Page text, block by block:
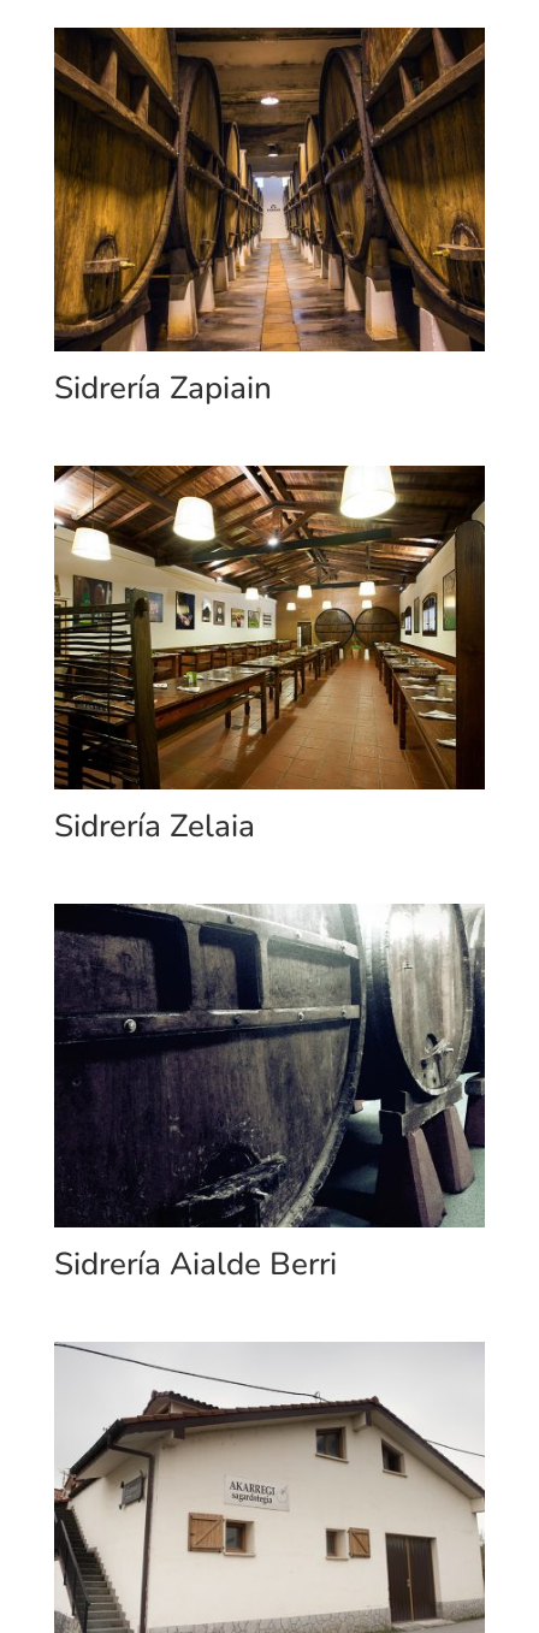
Sidrería Zapiain
Sidrería Zelaia
Sidrería Aialde Berri